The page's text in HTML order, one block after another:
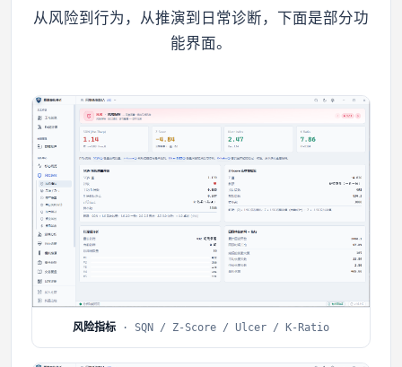
从风险到行为，从推演到日常诊断，下面是部分功
能界面。
风险指标 · SQN / Z-Score / Ulcer / K-Ratio